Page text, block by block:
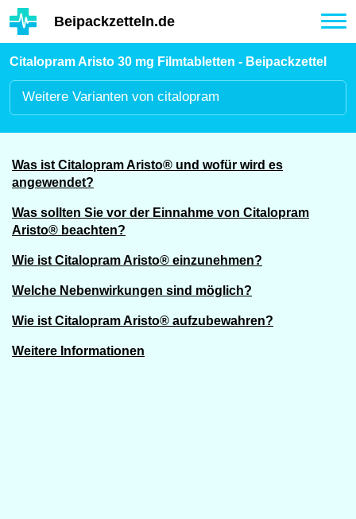
Hauptinhalt
Beipackzetteln.de
Citalopram Aristo 30 mg Filmtabletten - Beipackzettel
Weitere Varianten von citalopram
Was ist Citalopram Aristo® und wofür wird es
angewendet?
Was sollten Sie vor der Einnahme von Citalopram
Aristo® beachten?
Wie ist Citalopram Aristo® einzunehmen?
Welche Nebenwirkungen sind möglich?
Wie ist Citalopram Aristo® aufzubewahren?
Weitere Informationen